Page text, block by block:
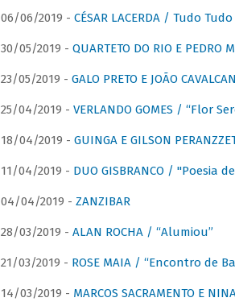
06/06/2019 - CÉSAR LACERDA / Tudo
30/05/2019 - QUARTETO DO RIO E PEDRO
23/05/2019 - GALO PRETO E JOÃO
25/04/2019 - VERLANDO GOMES / “Flor
18/04/2019 - GUINGA E GILSON
11/04/2019 - DUO GISBRANCO / "Poesia
04/04/2019 - ZANZIBAR
28/03/2019 - ALAN ROCHA / “Alumiou”
21/03/2019 - ROSE MAIA / “Encontro de
14/03/2019 - MARCOS SACRAMENTO E